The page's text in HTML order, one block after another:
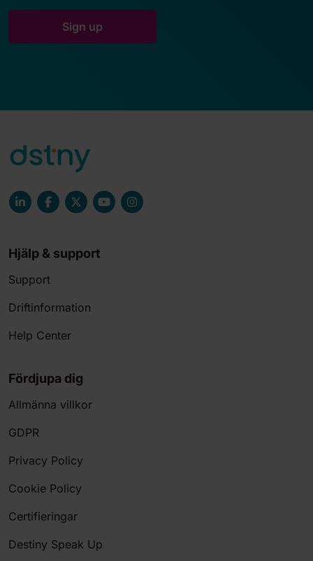
Hjälp & support
Support
Driftinformation
Help Center
Fördjupa dig
Allmänna villkor
GDPR
Privacy Policy
Cookie Policy
Certifieringar
Destiny Speak Up